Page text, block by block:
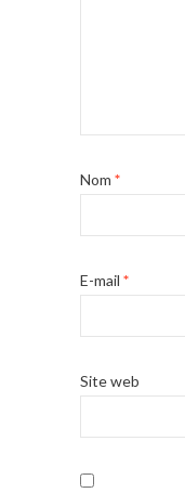
Nom *
E-mail *
Site web